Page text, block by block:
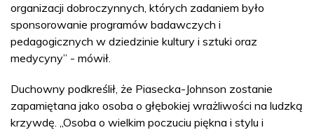
organizacji dobroczynnych, których zadaniem było
sponsorowanie programów badawczych i
pedagogicznych w dziedzinie kultury i sztuki oraz
medycyny” - mówił.
Duchowny podkreślił, że Piasecka-Johnson zostanie
zapamiętana jako osoba o głębokiej wrażliwości na ludzką
krzywdę. „Osoba o wielkim poczuciu piękna i stylu i